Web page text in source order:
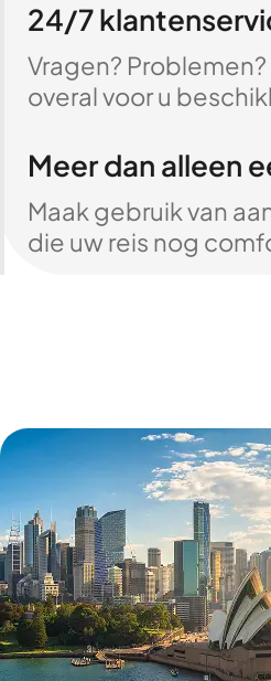
24/7
Vragen?
overal voor u
Meer dan alleen
Maak gebruik van
die uw reis nog